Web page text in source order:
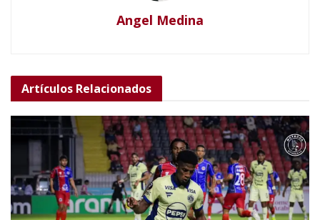
Angel Medina
Artículos Relacionados